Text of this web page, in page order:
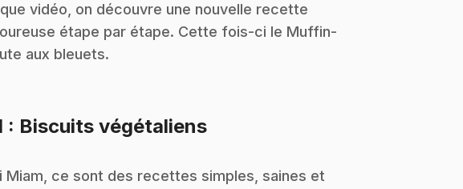
vidéo, on découvre une nouvelle recette
étape par étape. Cette fois-ci le Muffin-
aux bleuets.
: Biscuits végétaliens.
Miam, ce sont des recettes simples, saines et